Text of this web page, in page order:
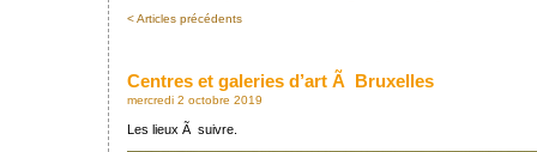
< Articles précédents
Centres et galeries d’art Ã Bruxelles
mercredi 2 octobre 2019
Les lieux Ã suivre.